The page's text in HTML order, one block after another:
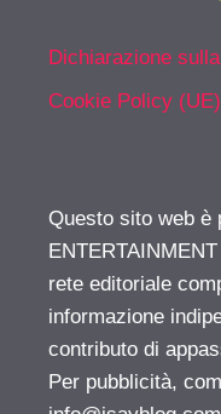
Dichiarazione
Cookie Policy (UE)
Questo sito web è
rete editoriale
informazione
contributo di
Per pubblicità,